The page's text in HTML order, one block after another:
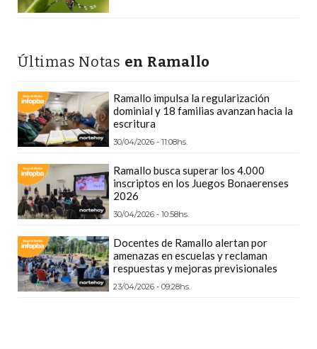
WHATSAPP
COMISIÓN
TIENDA
ONLINE
SIN
POR
VENTA
POR
CADA
VEZ
MÁS
Últimas Notas en Ramallo
Ramallo impulsa la regularización
dominial y 18 familias avanzan hacia la
escritura
30/04/2026 - 11:08hs.
Ramallo busca superar los 4.000
inscriptos en los Juegos Bonaerenses
2026
30/04/2026 - 10:58hs.
Docentes de Ramallo alertan por
amenazas en escuelas y reclaman
respuestas y mejoras previsionales
23/04/2026 - 09:28hs.